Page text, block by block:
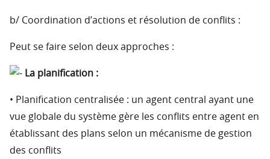
b/ Coordination d’actions et résolution de conflits :
Peut se faire selon deux approches :
La planification :
• Planification centralisée : un agent central ayant une
vue globale du système gère les conflits entre agent en
établissant des plans selon un mécanisme de gestion
des conflits